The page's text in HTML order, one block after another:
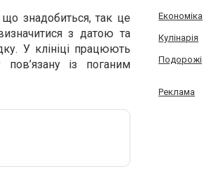
знадобиться, так це
з датою та
У клініці працюють
із поганим
Економіка
Кулінарія
Подорожі
Реклама